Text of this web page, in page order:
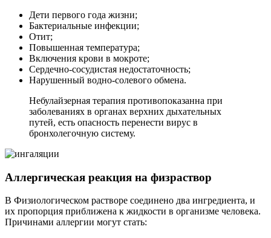
Дети первого года жизни;
Бактериальные инфекции;
Отит;
Повышенная температура;
Включения крови в мокроте;
Сердечно-сосудистая недостаточность;
Нарушенный водно-солевого обмена.
Небулайзерная терапия противопоказанна при
заболеваниях в органах верхних дыхательных
путей, есть опасность перенести вирус в
бронхолегочную систему.
Аллергическая реакция на физраствор
В Физиологическом растворе соединено два ингредиента, и
их пропорция приближена к жидкости в организме человека.
Причинами аллергии могут стать: